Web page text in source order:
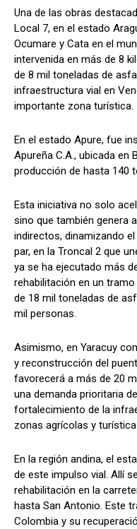
Una de las obras
Local 7, en el estado
Ocumare y Cata en el
intervenida en más de 8
de 8 mil toneladas de
infraestructura vial en
importante zona turística.
En el estado Apure, fue
Apureña C.A., ubicada en
producción de hasta 140
Esta iniciativa no solo
sino que también genera
indirectos, dinamizando
par, en la Troncal 2 que
ya se ha ejecutado más
rehabilitación en un
de 18 mil toneladas de
mil personas.
Asimismo, en Yaracuy
y reconstrucción del
favorecerá a más de 20
una demanda prioritaria
fortalecimiento de la
zonas agrícolas y
En la región andina, el
de este impulso vial. Allí
rehabilitación en la
hasta San Antonio. Este
Colombia y su